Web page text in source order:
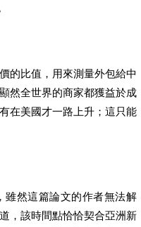
的比值，用來測量外包給中
然全世界的商家都獲益於成
在美國才一路上升；這只能
雖然這篇論文的作者無法解
，該時間點恰恰契合亞洲新